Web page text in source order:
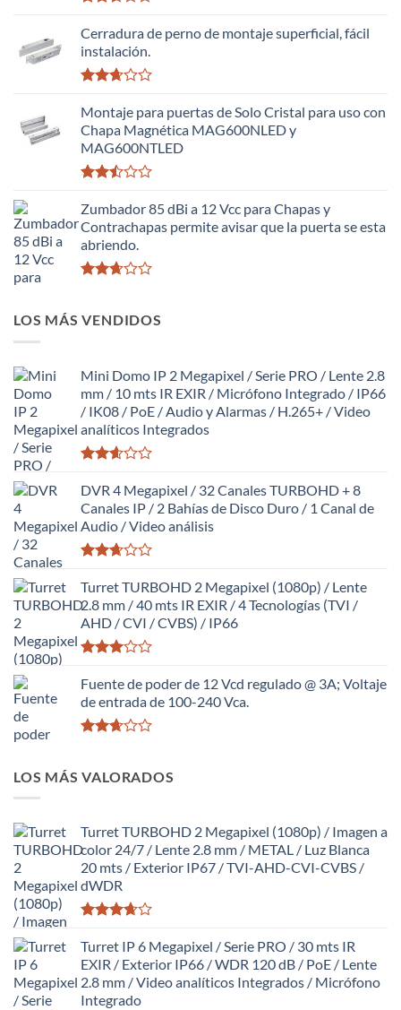
con
2.51
de 5
Cerradura de perno de montaje superficial, fácil
instalación.
con
2.63
de 5
Montaje para puertas de Solo Cristal para uso con
Chapa Magnética MAG600NLED y
MAG600NTLED
con
2.50
de 5
Zumbador 85 dBi a 12 Vcc para Chapas y
Contrachapas permite avisar que la puerta se esta
abriendo.
2.64
LOS MÁS VENDIDOS
Mini Domo IP 2 Megapixel / Serie PRO / Lente 2.8
mm / 10 mts IR EXIR / Micrófono Integrado / IP66
/ IK08 / PoE / Audio y Alarmas / H.265+ / Video
analíticos Integrados
con
2.59
de 5
DVR 4 Megapixel / 32 Canales TURBOHD + 8
Canales IP / 2 Bahías de Disco Duro / 1 Canal de
Audio / Video análisis
con
2.65
de 5
Turret TURBOHD 2 Megapixel (1080p) / Lente
2.8 mm / 40 mts IR EXIR / 4 Tecnologías (TVI /
AHD / CVI / CVBS) / IP66
con
2.98
de 5
Fuente de poder de 12 Vcd regulado @ 3A; Voltaje
de entrada de 100-240 Vca.
2.64
LOS MÁS VALORADOS
Turret TURBOHD 2 Megapixel (1080p) / Imagen a
color 24/7 / Lente 2.8 mm / METAL / Luz Blanca
20 mts / Exterior IP67 / TVI-AHD-CVI-CVBS /
dWDR
con
3.63de
5
Turret IP 6 Megapixel / Serie PRO / 30 mts IR
EXIR / Exterior IP66 / WDR 120 dB / PoE / Lente
2.8 mm / Video analíticos Integrados / Micrófono
Integrado